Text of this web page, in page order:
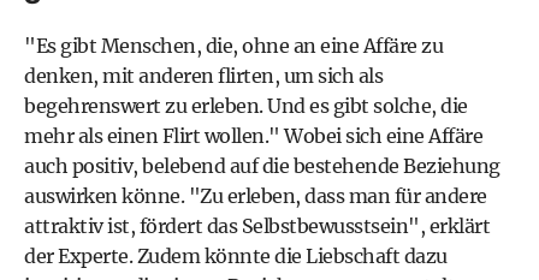
"Es gibt Menschen, die, ohne an eine Affäre zu
denken, mit anderen flirten, um sich als
begehrenswert zu erleben. Und es gibt solche, die
mehr als einen Flirt wollen." Wobei sich eine Affäre
auch positiv, belebend auf die bestehende Beziehung
auswirken könne. "Zu erleben, dass man für andere
attraktiv ist, fördert das Selbstbewusstsein", erklärt
der Experte. Zudem könnte die Liebschaft dazu